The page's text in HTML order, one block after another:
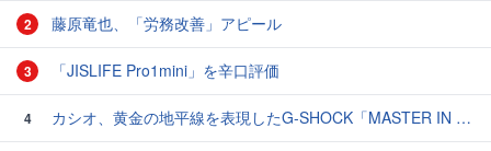
2 藤原竜也、「労務改善」アピール
3 「JISLIFE Pro1mini」を辛口評価
4 カシオ、黄金の地平線を表現したG-SHOCK「MASTER IN HORIZON GOLD」3モデル